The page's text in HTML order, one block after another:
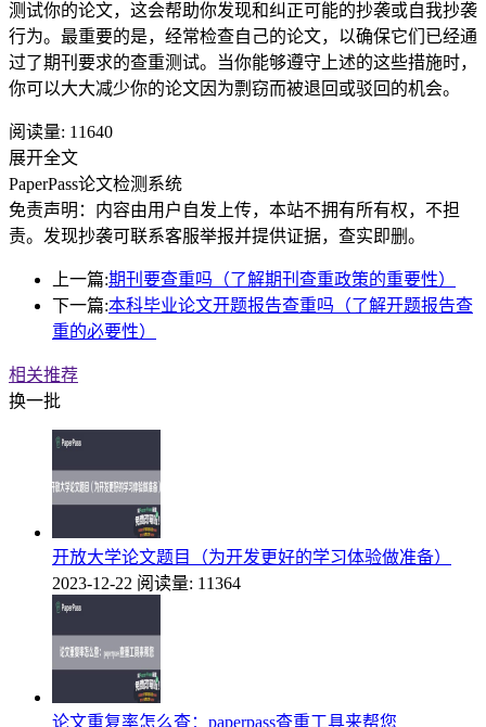
测试你的论文，这会帮助你发现和纠正可能的抄袭或自我抄袭
行为。最重要的是，经常检查自己的论文，以确保它们已经通
过了期刊要求的查重测试。当你能够遵守上述的这些措施时，
你可以大大减少你的论文因为剽窃而被退回或驳回的机会。
阅读量: 11640
展开全文
PaperPass论文检测系统
免责声明：内容由用户自发上传，本站不拥有所有权，不担
责。发现抄袭可联系客服举报并提供证据，查实即删。
上一篇:期刊要查重吗（了解期刊查重政策的重要性）
下一篇:本科毕业论文开题报告查重吗（了解开题报告查
重的必要性）
相关推荐
换一批
开放大学论文题目（为开发更好的学习体验做准备）
2023-12-22 阅读量: 11364
论文重复率怎么查：paperpass查重工具来帮您